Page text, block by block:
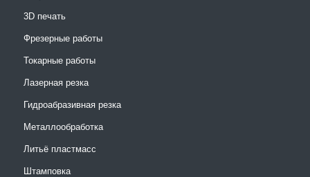
3D печать
Фрезерные работы
Токарные работы
Лазерная резка
Гидроабразивная резка
Металлообработка
Литьё пластмасс
Штамповка